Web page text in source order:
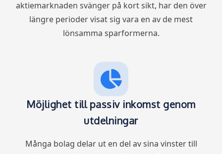
aktiemarknaden svänger på kort sikt, har den över
längre perioder visat sig vara en av de mest
lönsamma sparformerna.
Möjlighet till passiv inkomst genom
utdelningar
Många bolag delar ut en del av sina vinster till